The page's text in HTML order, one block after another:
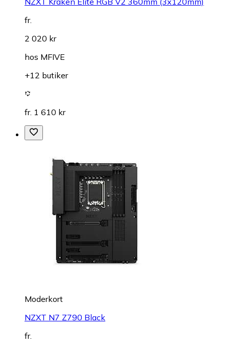
fr.
2 020 kr
hos MFIVE
+12 butiker
fr. 1 610 kr
Moderkort
NZXT N7 Z790 Black
fr.